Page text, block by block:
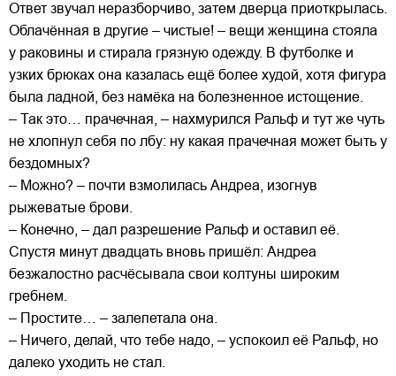
Ответ звучал неразборчиво, затем дверца приоткрылась.
Облачённая в другие – чистые! – вещи женщина стояла
у раковины и стирала грязную одежду. В футболке и
узких брюках она казалась ещё более худой, хотя фигура
была ладной, без намёка на болезненное истощение.
– Так это… прачечная, – нахмурился Ральф и тут же чуть
не хлопнул себя по лбу: ну какая прачечная может быть у
бездомных?
– Можно? – почти взмолилась Андреа, изогнув
рыжеватые брови.
– Конечно, – дал разрешение Ральф и оставил её.
Спустя минут двадцать вновь пришёл: Андреа
безжалостно расчёсывала свои колтуны широким
гребнем.
– Простите… – залепетала она.
– Ничего, делай, что тебе надо, – успокоил её Ральф, но
далеко уходить не стал.